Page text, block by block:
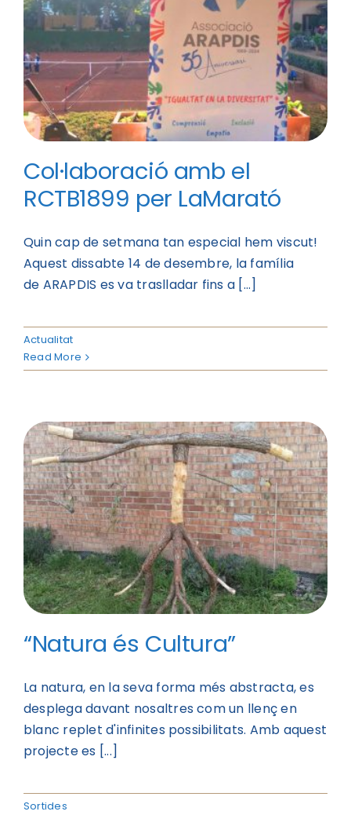
Col·laboració amb el
RCTB1899 per LaMarató
Quin cap de setmana tan especial hem viscut!
Aquest dissabte 14 de desembre, la família
de ARAPDIS es va traslladar fins a [...]
Actualitat
Read More
“Natura és Cultura”
La natura, en la seva forma més abstracta, es
desplega davant nosaltres com un llenç en
blanc replet d'infinites possibilitats. Amb aquest
projecte es [...]
Sortides